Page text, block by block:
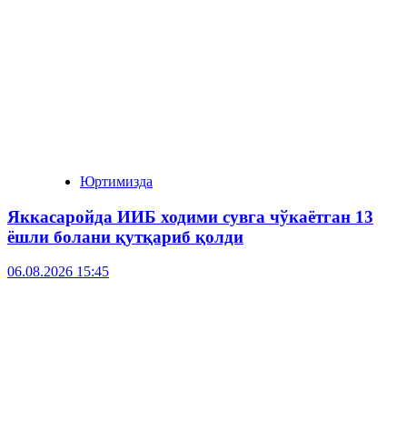
Юртимизда
Яккасаройда ИИБ ходими сувга чўкаётган 13
ёшли болани қутқариб қолди
06.08.2026 15:45